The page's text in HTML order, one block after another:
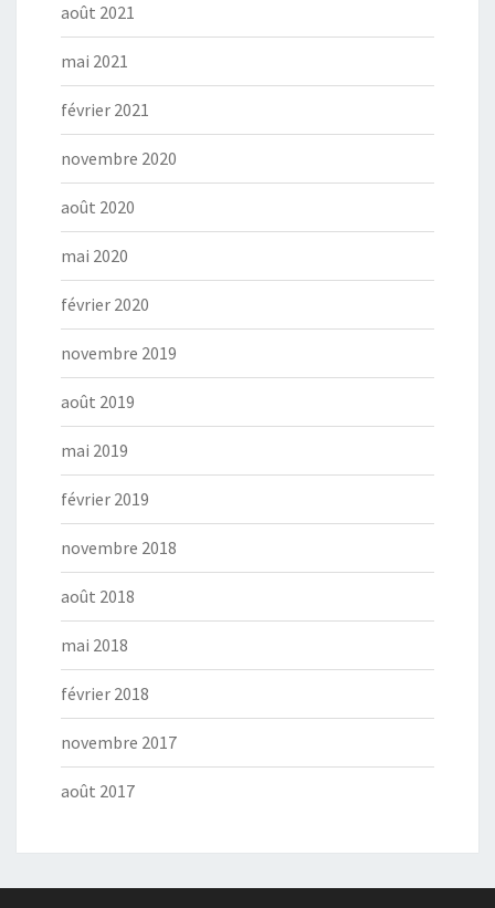
août 2021
mai 2021
février 2021
novembre 2020
août 2020
mai 2020
février 2020
novembre 2019
août 2019
mai 2019
février 2019
novembre 2018
août 2018
mai 2018
février 2018
novembre 2017
août 2017